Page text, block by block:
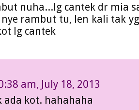
nuha...lg cantek dr mia
rambut tu, len kali tak
lg cantek
am, July 18, 2013
ada kot. hahahaha